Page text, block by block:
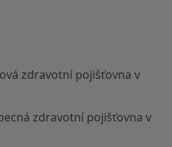
zdravotní pojišťovna v
zdravotní pojišťovna v